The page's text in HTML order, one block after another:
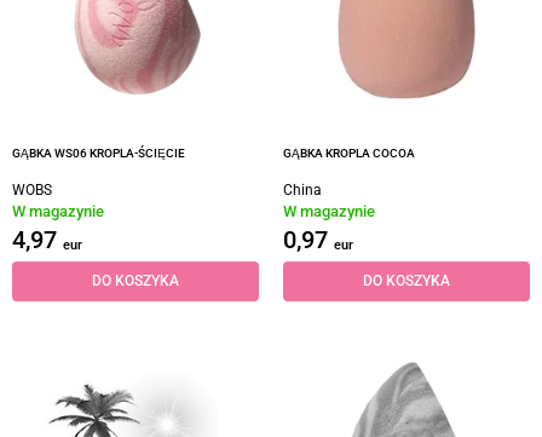
GĄBKA WS06 KROPLA-ŚCIĘCIE
WOBS
W magazynie
4,97 eur
DO KOSZYKA
GĄBKA KROPLA COCOA
China
W magazynie
0,97 eur
DO KOSZYKA